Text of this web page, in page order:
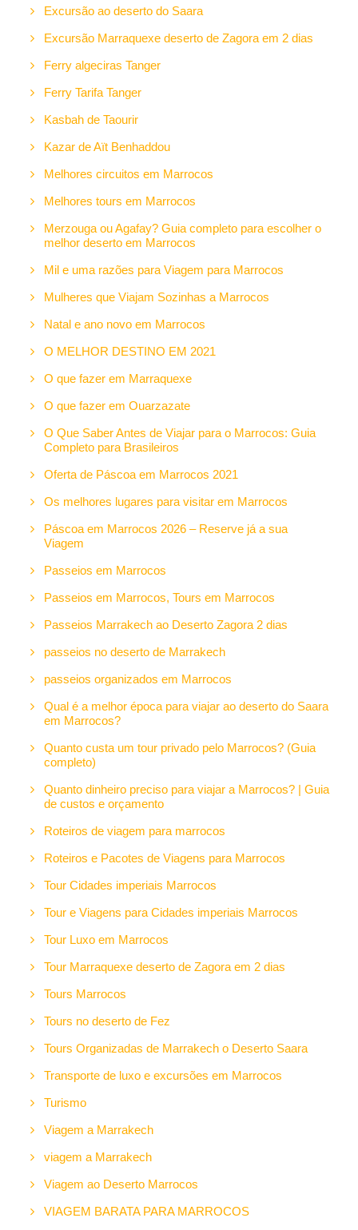
Excursão ao deserto do Saara
Excursão Marraquexe deserto de Zagora em 2 dias
Ferry algeciras Tanger
Ferry Tarifa Tanger
Kasbah de Taourir
Kazar de Aït Benhaddou
Melhores circuitos em Marrocos
Melhores tours em Marrocos
Merzouga ou Agafay? Guia completo para escolher o
melhor deserto em Marrocos
Mil e uma razões para Viagem para Marrocos
Mulheres que Viajam Sozinhas a Marrocos
Natal e ano novo em Marrocos
O MELHOR DESTINO EM 2021
O que fazer em Marraquexe
O que fazer em Ouarzazate
O Que Saber Antes de Viajar para o Marrocos: Guia
Completo para Brasileiros
Oferta de Páscoa em Marrocos 2021
Os melhores lugares para visitar em Marrocos
Páscoa em Marrocos 2026 – Reserve já a sua
Viagem
Passeios em Marrocos
Passeios em Marrocos, Tours em Marrocos
Passeios Marrakech ao Deserto Zagora 2 dias
passeios no deserto de Marrakech
passeios organizados em Marrocos
Qual é a melhor época para viajar ao deserto do Saara
em Marrocos?
Quanto custa um tour privado pelo Marrocos? (Guia
completo)
Quanto dinheiro preciso para viajar a Marrocos? | Guia
de custos e orçamento
Roteiros de viagem para marrocos
Roteiros e Pacotes de Viagens para Marrocos
Tour Cidades imperiais Marrocos
Tour e Viagens para Cidades imperiais Marrocos
Tour Luxo em Marrocos
Tour Marraquexe deserto de Zagora em 2 dias
Tours Marrocos
Tours no deserto de Fez
Tours Organizadas de Marrakech o Deserto Saara
Transporte de luxo e excursões em Marrocos
Turismo
Viagem a Marrakech
viagem a Marrakech
Viagem ao Deserto Marrocos
VIAGEM BARATA PARA MARROCOS